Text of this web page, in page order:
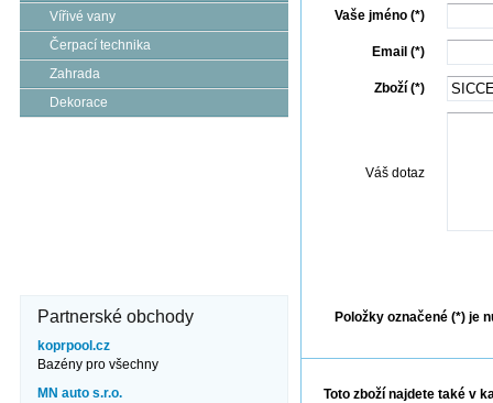
Vaše jméno (*)
Email (*)
Zboží (*)
Váš dotaz
Položky označené (*) je
Toto zboží najdete také v
Vířivé vany
Čerpací technika
Zahrada
Dekorace
Partnerské obchody
koprpool.cz
Bazény pro všechny
MN auto s.r.o.